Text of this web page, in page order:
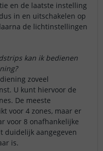
en de laatste instelling
in en uitschakelen op
de lichtinstellingen
kan ik bedienen
zoveel
U kunt hiervoor de
De meeste
voor 4 zones, maar er
voor 8 onafhankelijke
duidelijk aangegeven
is.